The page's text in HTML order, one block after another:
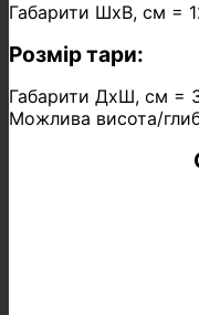
Габарити ШхВ, см =
Розмір тари:
Габарити ДхШ, см =
Можлива висота/